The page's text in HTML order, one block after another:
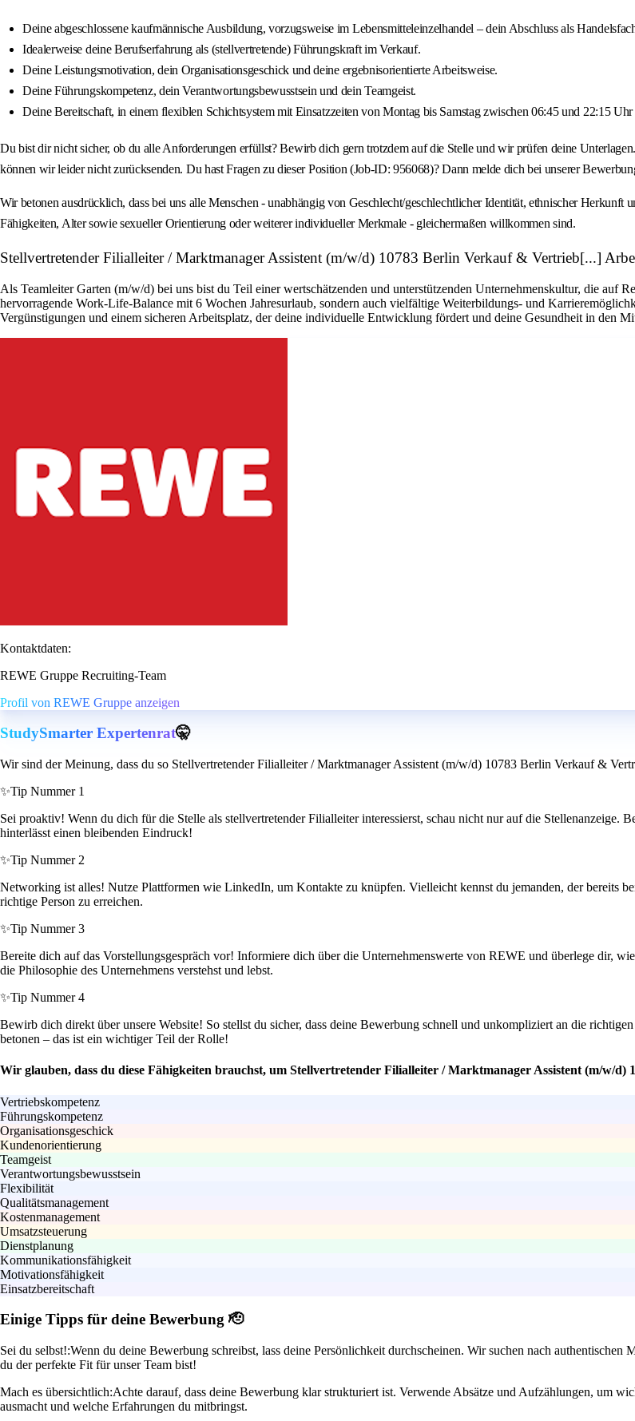
Deine abgeschlossene kaufmännische Ausbildung, vorzugsweise im Lebensmitteleinzelhandel – dein Abschluss als
Idealerweise deine Berufserfahrung als (stellvertretende) Führungskraft im Verkauf.
Deine Leistungsmotivation, dein Organisationsgeschick und deine ergebnisorientierte Arbeitsweise.
Deine Führungskompetenz, dein Verantwortungsbewusstsein und dein Teamgeist.
Deine Bereitschaft, in einem flexiblen Schichtsystem mit Einsatzzeiten von Montag bis Samstag zwischen 06:45 und 22:15 Uhr
Du bist dir nicht sicher, ob du alle Anforderungen erfüllst? Bewirb dich gern trotzdem auf die Stelle und wir prüfen deine
können wir leider nicht zurücksenden. Du hast Fragen zu dieser Position (Job-ID: 956068)? Dann melde dich bei unserer
Wir betonen ausdrücklich, dass bei uns alle Menschen - unabhängig von Geschlecht/geschlechtlicher Identität, ethnischer
Fähigkeiten, Alter sowie sexueller Orientierung oder weiterer individueller Merkmale - gleichermaßen willkommen sind.
Stellvertretender Filialleiter / Marktmanager Assistent (m/w/d) 10783 Berlin Verkauf & Vertrieb[...]
Als Teamleiter Garten (m/w/d) bei uns bist du Teil einer wertschätzenden und unterstützenden Unternehmenskultur, die auf
hervorragende Work-Life-Balance mit 6 Wochen Jahresurlaub, sondern auch vielfältige Weiterbildungs- und
Vergünstigungen und einem sicheren Arbeitsplatz, der deine individuelle Entwicklung fördert und deine Gesundheit in den
Kontaktdaten:
REWE Gruppe Recruiting-Team
Profil von REWE Gruppe anzeigen
StudySmarter Expertenrat🤫
Wir sind der Meinung, dass du so Stellvertretender Filialleiter / Marktmanager Assistent (m/w/d) 10783 Berlin Verkauf &
✨Tip Nummer 1
Sei proaktiv! Wenn du dich für die Stelle als stellvertretender Filialleiter interessierst, schau nicht nur auf die Stellenanzeige.
hinterlässt einen bleibenden Eindruck!
✨Tip Nummer 2
Networking ist alles! Nutze Plattformen wie LinkedIn, um Kontakte zu knüpfen. Vielleicht kennst du jemanden, der bereits
richtige Person zu erreichen.
✨Tip Nummer 3
Bereite dich auf das Vorstellungsgespräch vor! Informiere dich über die Unternehmenswerte von REWE und überlege dir,
die Philosophie des Unternehmens verstehst und lebst.
✨Tip Nummer 4
Bewirb dich direkt über unsere Website! So stellst du sicher, dass deine Bewerbung schnell und unkompliziert an die
betonen – das ist ein wichtiger Teil der Rolle!
Wir glauben, dass du diese Fähigkeiten brauchst, um Stellvertretender Filialleiter / Marktmanager Assistent (m/w/
Vertriebskompetenz
Führungskompetenz
Organisationsgeschick
Kundenorientierung
Teamgeist
Verantwortungsbewusstsein
Flexibilität
Qualitätsmanagement
Kostenmanagement
Umsatzsteuerung
Dienstplanung
Kommunikationsfähigkeit
Motivationsfähigkeit
Einsatzbereitschaft
Einige Tipps für deine Bewerbung 🫡
Sei du selbst!:Wenn du deine Bewerbung schreibst, lass deine Persönlichkeit durchscheinen. Wir suchen nach
du der perfekte Fit für unser Team bist!
Mach es übersichtlich:Achte darauf, dass deine Bewerbung klar strukturiert ist. Verwende Absätze und Aufzählungen, um
ausmacht und welche Erfahrungen du mitbringst.